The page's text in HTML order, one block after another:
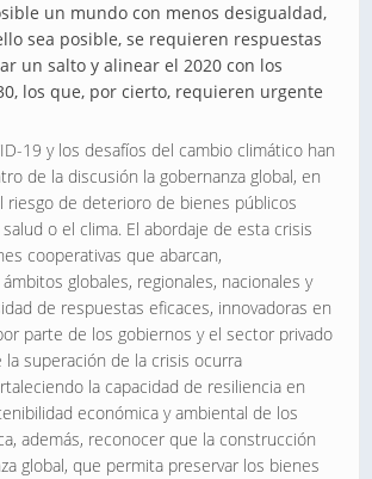
un mundo con menos desigualdad,
sea posible, se requieren respuestas
un salto y alinear el 2020 con los
los que, por cierto, requieren urgente
19 y los desafíos del cambio climático han
de la discusión la gobernanza global, en
riesgo de deterioro de bienes públicos
o el clima. El abordaje de esta crisis
cooperativas que abarcan,
globales, regionales, nacionales y
de respuestas eficaces, innovadoras en
parte de los gobiernos y el sector privado
superación de la crisis ocurra
la capacidad de resiliencia en
económica y ambiental de los
además, reconocer que la construcción
global, que permita preservar los bienes